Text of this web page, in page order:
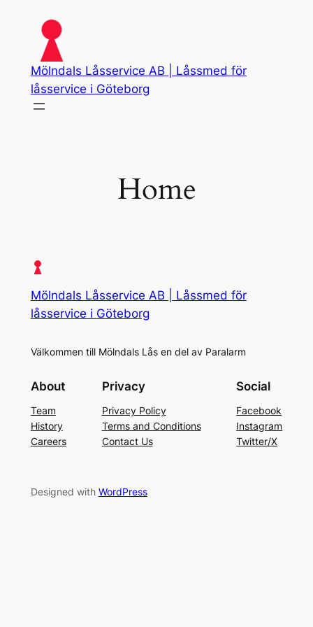
content
Mölndals Låsservice AB | Låssmed för
låsservice i Göteborg
Home
Mölndals Låsservice AB | Låssmed för
låsservice i Göteborg
Välkommen till Mölndals Lås en del av Paralarm
About
Team
History
Careers
Privacy
Privacy Policy
Terms and Conditions
Contact Us
Social
Facebook
Instagram
Twitter/X
Designed with WordPress